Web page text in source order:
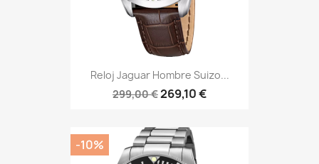
Reloj Jaguar Hombre Suizo...
299,00 €269,10 €
-10%